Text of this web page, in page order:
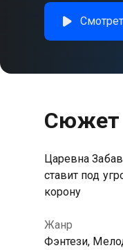
Сюжет
Царевна
ставит под
корону
Жанр
Фэнтези,